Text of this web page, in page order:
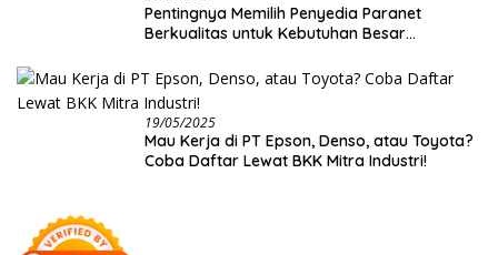
Pentingnya Memilih Penyedia Paranet
Berkualitas untuk Kebutuhan Besar
19/05/2025
Mau Kerja di PT Epson, Denso, atau Toyota?
Coba Daftar Lewat BKK Mitra Industri!